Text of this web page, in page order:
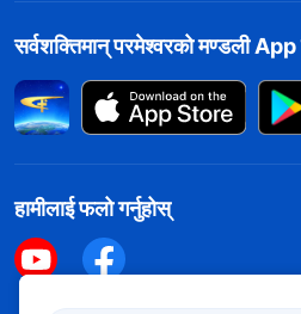
सर्वशक्तिमान्‌ परमेश्‍वरको मण्डली App
हामीलाई फलो गर्नुहोस्